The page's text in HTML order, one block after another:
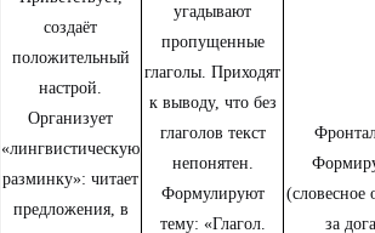
создаёт
положительный
настрой.
Организует
«лингвистическую
разминку»: читает
предложения, в
угадывают
пропущенные
глаголы. Приходят
к выводу, что без
глаголов текст
непонятен.
Формулируют
тему: «Глагол.
(словесное
за